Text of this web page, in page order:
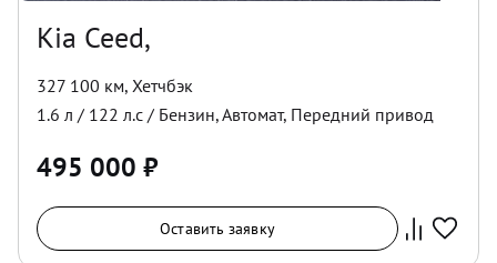
Kia Ceed,
327 100 км, Хетчбэк
1.6 л / 122 л.с / Бензин,Автомат, Передний привод
495 000 ₽
Оставить заявку